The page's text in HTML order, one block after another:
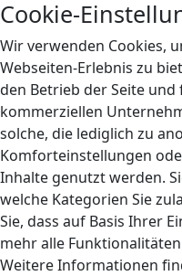
Cookie-
Wir verwenden Cookies,
Webseiten-Erlebnis zu
den Betrieb der Seite
kommerziellen
solche, die lediglich zu
Komforteinstellungen
Inhalte genutzt werden.
welche Kategorien Sie
Sie, dass auf Basis Ihrer
mehr alle
Weitere Informationen